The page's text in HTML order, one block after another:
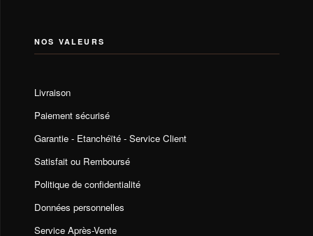
NOS VALEURS
Livraison
Paiement sécurisé
Garantie - Etanchéïté - Service Client
Satisfait ou Remboursé
Politique de confidentialité
Données personnelles
Service Après-Vente